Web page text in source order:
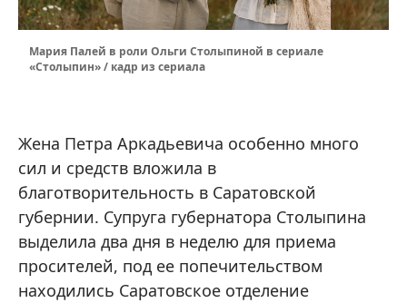
Мария Палей в роли Ольги Столыпиной в сериале
«Столыпин» / кадр из сериала
Жена Петра Аркадьевича особенно много
сил и средств вложила в
благотворительность в Саратовской
губернии. Супруга губернатора Столыпина
выделила два дня в неделю для приема
просителей, под ее попечительством
находились Саратовское отделение